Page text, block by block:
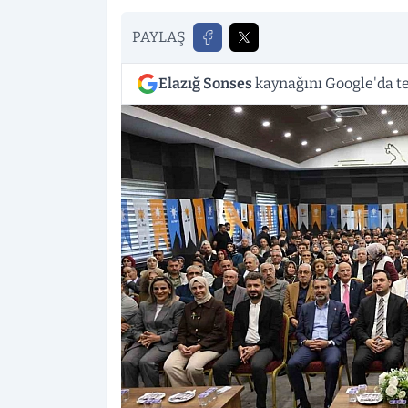
PAYLAŞ
Elazığ Sonses kaynağını Google'da